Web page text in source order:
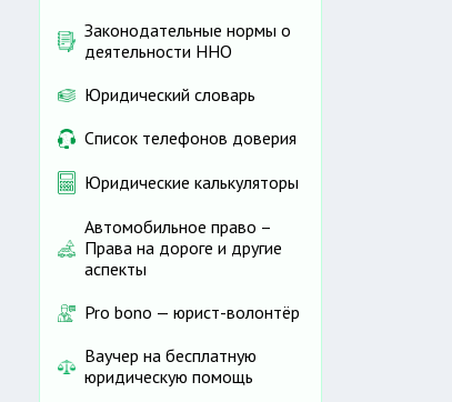
Законодательные нормы о
деятельности ННО
Юридический словарь
Список телефонов доверия
Юридические калькуляторы
Автомобильное право –
Права на дороге и другие
аспекты
Pro bono — юрист-волонтёр
Ваучер на бесплатную
юридическую помощь